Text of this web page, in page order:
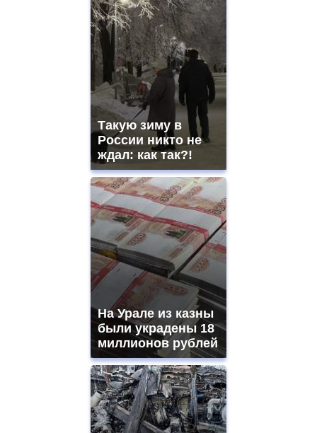
Такую зиму в
России никто не
ждал: как так?!
На Урале из казны
были украдены 18
миллионов рублей